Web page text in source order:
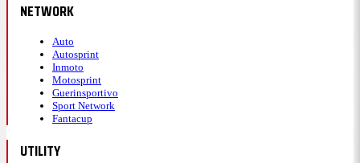
NETWORK
Auto
Autosprint
Inmoto
Motosprint
Guerinsportivo
Sport Network
Fantacup
UTILITY